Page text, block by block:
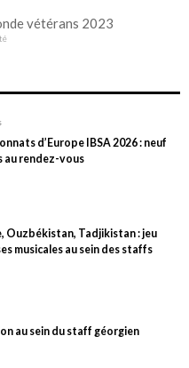
d’Europe IBSA 2026 : neuf
au rendez-vous
Ouzbékistan, Tadjikistan : jeu
musicales au sein des staffs
au sein du staff géorgien